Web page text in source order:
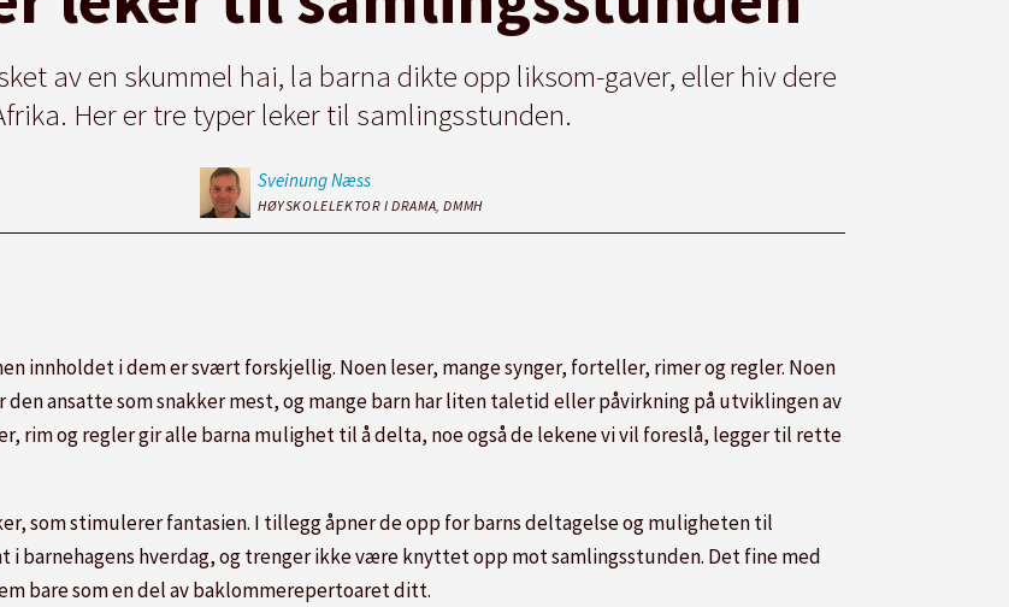
av en skummel hai, la barna dikte opp liksom-gaver, eller hiv dere
Her er tre typer leker til samlingsstunden.
SveinungNæss
HØYSKOLELEKTOR I DRAMA, DMMH
innholdet i dem er svært forskjellig. Noen leser, mange synger, forteller, rimer og regler. Noen
ansatte som snakker mest, og mange barn har liten taletid eller påvirkning på utviklingen av
rim og regler gir alle barna mulighet til å delta, noe også de lekene vi vil foreslå, legger til rette
som stimulerer fantasien. I tillegg åpner de opp for barns deltagelse og muligheten til
i barnehagens hverdag, og trenger ikke være knyttet opp mot samlingsstunden. Det fine med
bare som en del av baklommerepertoaret ditt.